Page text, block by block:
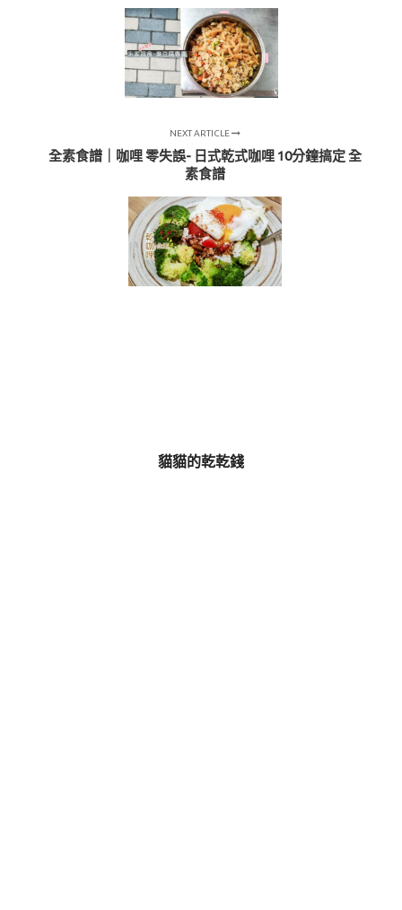
NEXT ARTICLE
全素食譜｜咖哩 零失誤- 日式乾式咖哩 10分鐘搞定 全
素食譜
貓貓的乾乾錢